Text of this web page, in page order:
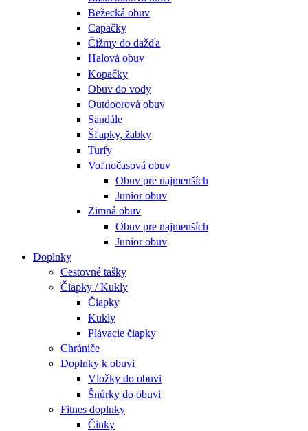
Bežecká obuv
Capačky
Čižmy do dažďa
Halová obuv
Kopačky
Obuv do vody
Outdoorová obuv
Sandále
Šľapky, žabky
Turfy
Voľnočasová obuv
Obuv pre najmenších
Junior obuv
Zimná obuv
Obuv pre najmenších
Junior obuv
Doplnky
Cestovné tašky
Čiapky / Kukly
Čiapky
Kukly
Plávacie čiapky
Chrániče
Doplnky k obuvi
Vložky do obuvi
Šnúrky do obuvi
Fitnes doplnky
Činky